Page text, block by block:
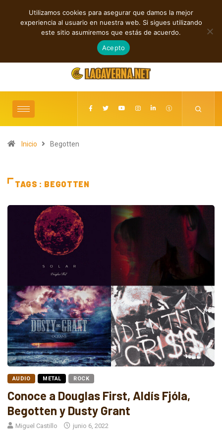
TENDENCIAS
Rupturas, deseo, ciclos y conexiones digitales Baldy Crawler cuestiona el
agosto 9, 2026
Inicio Begotten
TAGS : BEGOTTEN
AUDIO METAL ROCK
Conoce a Douglas First, Aldís Fjóla,
Begotten y Dusty Grant
Miguel Castillo junio 6, 2022
Utilizamos cookies para asegurar que damos la mejor
experiencia al usuario en nuestra web. Si sigues utilizando
este sitio asumiremos que estás de acuerdo.
Acepto